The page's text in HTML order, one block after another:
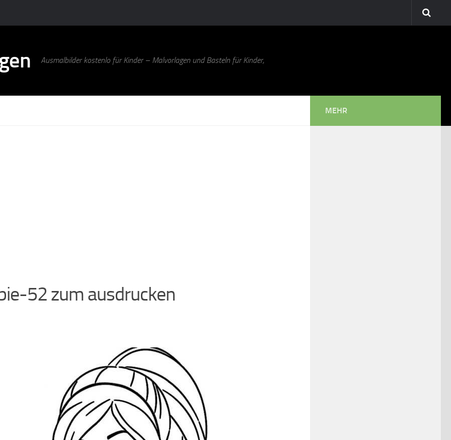
Ausmalbilder kostenlo für Kinder – Malvorlagen und Basteln für Kinder,
52 zum ausdrucken
MEHR